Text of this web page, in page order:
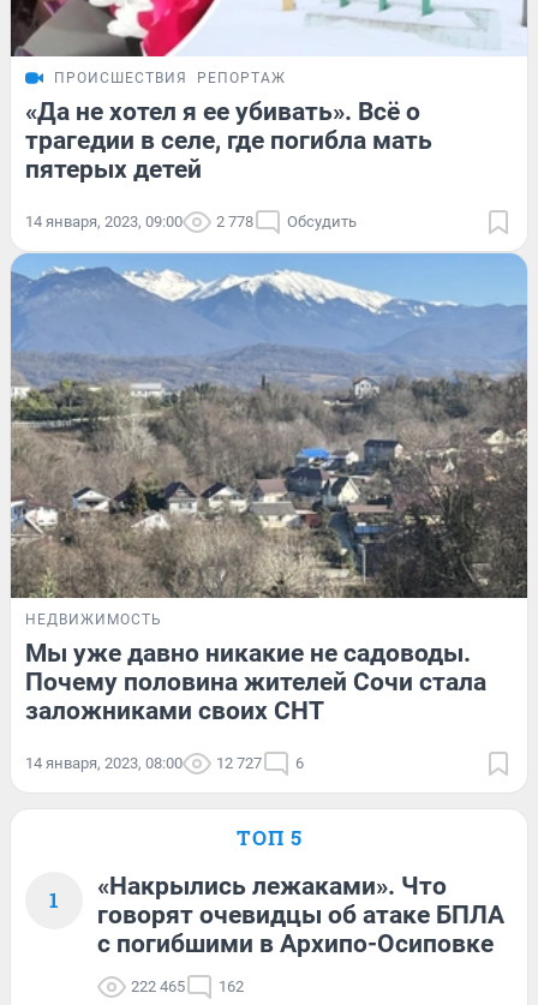
ПРОИСШЕСТВИЯ РЕПОРТАЖ
«Да не хотел я ее убивать». Всё о
трагедии в селе, где погибла мать
пятерых детей
14 января, 2023, 09:00 2 778 Обсудить
НЕДВИЖИМОСТЬ
Мы уже давно никакие не садоводы.
Почему половина жителей Сочи стала
заложниками своих СНТ
14 января, 2023, 08:00 12 727 6
ТОП 5
1
«Накрылись лежаками». Что
говорят очевидцы об атаке БПЛА
с погибшими в Архипо-Осиповке
222 465 162